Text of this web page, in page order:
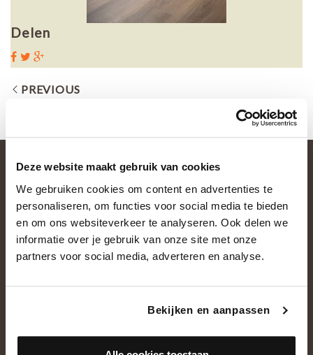
Deze website maakt gebruik van cookies
We gebruiken cookies om content en advertenties te
personaliseren, om functies voor social media te bieden
en om ons websiteverkeer te analyseren. Ook delen we
informatie over je gebruik van onze site met onze
partners voor social media, adverteren en analyse.
Bekijken en aanpassen
Delen
PREVIOUS